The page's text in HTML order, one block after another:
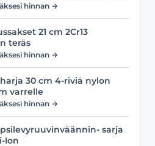
hinnan →
21 cm 2Cr13
teräs
hinnan →
30 cm 4-riviä nylon
varrelle
hinnan →
sarja
Ion